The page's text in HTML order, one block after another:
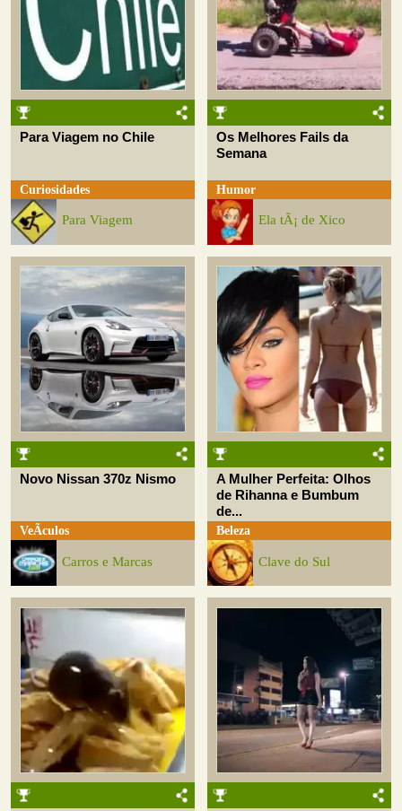
Para Viagem no Chile
Curiosidades
Para Viagem
Os Melhores Fails da
Semana
Humor
Ela tÃ¡ de Xico
Novo Nissan 370z Nismo
VeÃ­culos
Carros e Marcas
A Mulher Perfeita: Olhos
de Rihanna e Bumbum
de...
Beleza
Clave do Sul